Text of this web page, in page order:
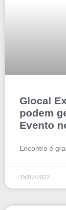
Glocal
podem
Evento
Encontro é
15/07/2022